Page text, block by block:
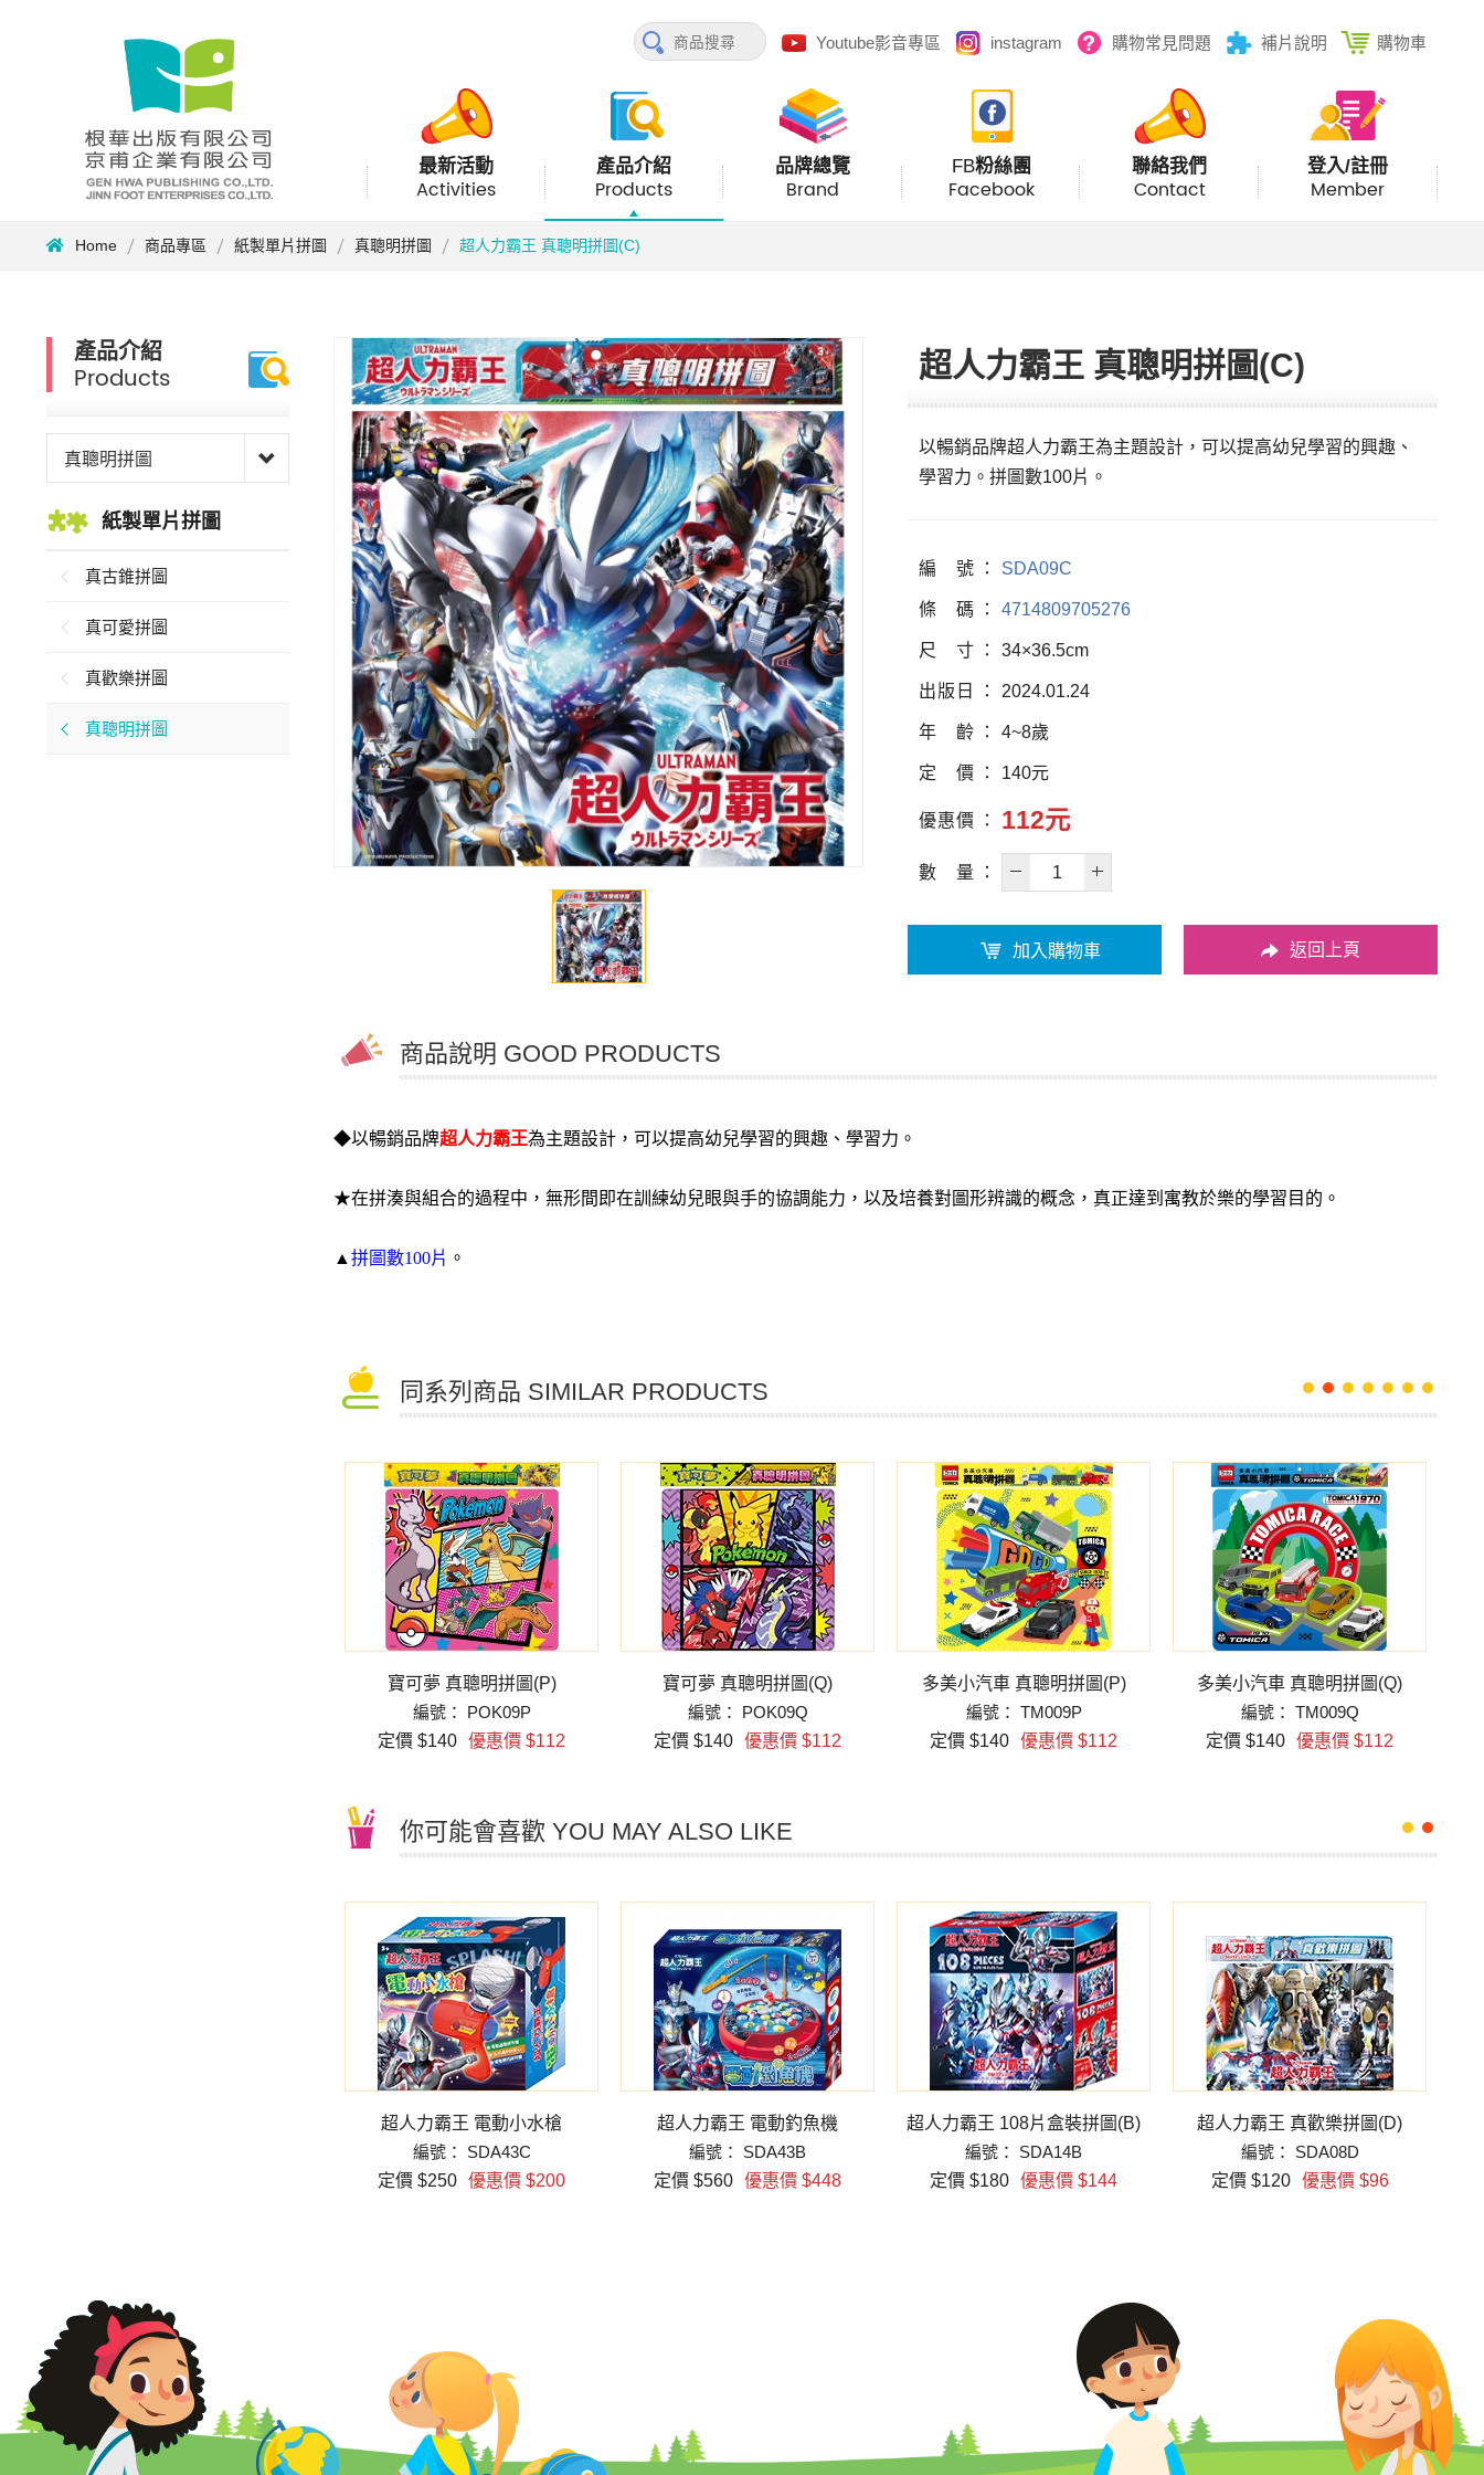
Youtube影音專區 instagram 購物常見問題 補片說明 購物車
最新活動
Activities
產品介紹
Products
品牌總覽
Brand
FB粉絲團
Facebook
聯絡我們
Contact
登入/註冊
Member
Home 商品專區 紙製單片拼圖 真聰明拼圖 超人力霸王 真聰明拼圖(C)
產品介紹
Products
真聰明拼圖
紙製單片拼圖
真古錐拼圖
真可愛拼圖
真歡樂拼圖
真聰明拼圖
超人力霸王 真聰明拼圖(C)
以暢銷品牌超人力霸王為主題設計，可以提高幼兒學習的興趣、
學習力。拼圖數100片。
編 號 SDA09C
條 碼 4714809705276
尺 寸 34×36.5cm
出版 日 2024.01.24
年 齡 4~8歲
定 價 140元
優惠價 112元
數 量
加入購物車 返回上頁
商品說明 GOOD PRODUCTS
◆以暢銷品牌超人力霸王為主題設計 ，可以提高幼兒學習的興趣、學習力。
★在拼湊與組合的過程中，無形間即在訓練幼兒眼與手的協調能力，以及培養對圖形辨識的概念，真正達到寓教於樂的學習目的。
▲ 拼圖數100片 。
同系列商品 SIMILAR PRODUCTS
寶可夢 真聰明拼圖(P)
編號： POK09P
定價 $140 優惠價 $112
寶可夢 真聰明拼圖(Q)
編號： POK09Q
定價 $140 優惠價 $112
多美小汽車 真聰明拼圖(P)
編號： TM009P
定價 $140 優惠價 $112
多美小汽車 真聰明拼圖(Q)
編號： TM009Q
定價 $140 優惠價 $112
你可能會喜歡 YOU MAY ALSO LIKE
超人力霸王 電動小水槍
編號： SDA43C
定價 $250 優惠價 $200
超人力霸王 電動釣魚機
編號： SDA43B
定價 $560 優惠價 $448
超人力霸王 108片盒裝拼圖(B)
編號： SDA14B
定價 $180 優惠價 $144
超人力霸王 真歡樂拼圖(D)
編號： SDA08D
定價 $120
優惠價 $96